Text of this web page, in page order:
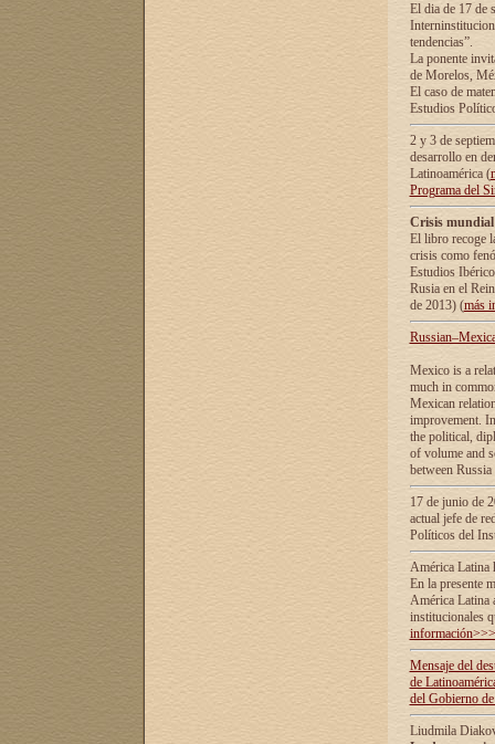
El dia de 17 de
tendencias”.
La ponente
de Morelos,
El caso de
Estudios
2 y 3 de
desarrollo en
Latinoamérica (
Programa del
Crisis
El libro recoge
crisis como
Estudios
Rusia en el
de 2013) (más
Mexico is a
much in
Mexican
improvement.
the political,
of volume and
between
17 de junio de
actual jefe de
Políticos del
América Latina
En la presente
América Latina
institucionales
información>>>
Mensaje del
de
del Gobierno
Liudmila